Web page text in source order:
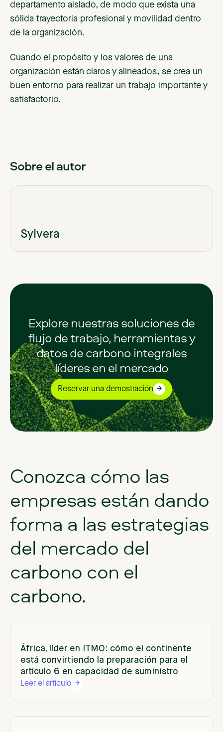
departamento aislado, de modo que exista una
sólida trayectoria profesional y movilidad dentro
de la organización.
Cuando el propósito y los valores de una
organización están claros y alineados, se crea un
buen entorno para realizar un trabajo importante y
satisfactorio.
Sobre el autor
Sylvera
Explore nuestras soluciones de
flujo de trabajo, herramientas y
datos de carbono integrales
líderes en el mercado
Reservar una demostración
Conozca cómo las
empresas están dando
forma a las estrategias
del mercado del
carbono con el
carbono.
África, líder en ITMO: cómo el continente
está convirtiendo la preparación para el
artículo 6 en capacidad de suministro
Leer el artículo